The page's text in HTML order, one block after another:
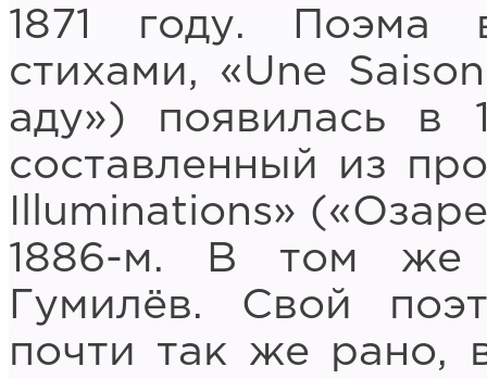
1871 году. Поэма
стихами, «Une
аду») появилась в
составленный из
Illuminations»
1886-м. В том же
Гумилёв. Свой
почти так же рано,